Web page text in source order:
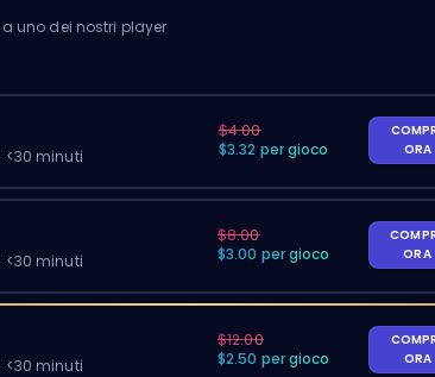
uno dei nostri player
minuti
$4.00
$3.32 per gioco
ORA
minuti
$8.00
$3.00 per gioco
ORA
minuti
$12.00
$2.50 per gioco
ORA